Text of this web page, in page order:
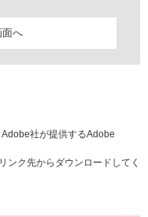
社が提供するAdobe
ンク先からダウンロードしてく